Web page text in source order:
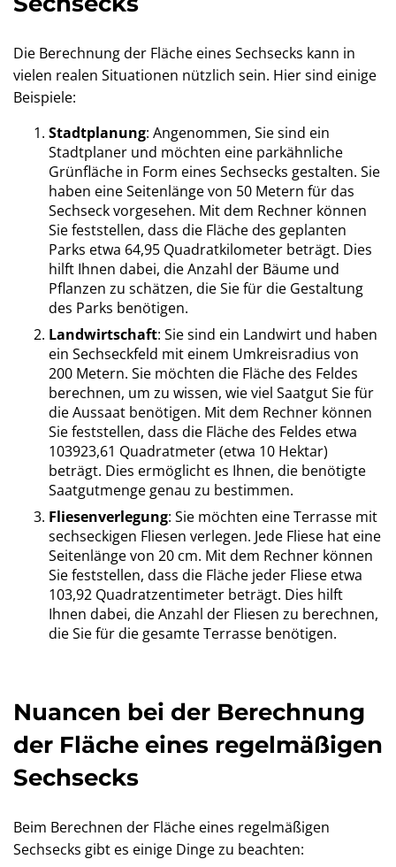
Die Berechnung der Fläche eines Sechsecks kann in
vielen realen Situationen nützlich sein. Hier sind einige
Beispiele:
Stadtplanung: Angenommen, Sie sind ein
Stadtplaner und möchten eine parkähnliche
Grünfläche in Form eines Sechsecks gestalten. Sie
haben eine Seitenlänge von 50 Metern für das
Sechseck vorgesehen. Mit dem Rechner können
Sie feststellen, dass die Fläche des geplanten
Parks etwa 64,95 Quadratkilometer beträgt. Dies
hilft Ihnen dabei, die Anzahl der Bäume und
Pflanzen zu schätzen, die Sie für die Gestaltung
des Parks benötigen.
Landwirtschaft: Sie sind ein Landwirt und haben
ein Sechseckfeld mit einem Umkreisradius von
200 Metern. Sie möchten die Fläche des Feldes
berechnen, um zu wissen, wie viel Saatgut Sie für
die Aussaat benötigen. Mit dem Rechner können
Sie feststellen, dass die Fläche des Feldes etwa
103923,61 Quadratmeter (etwa 10 Hektar)
beträgt. Dies ermöglicht es Ihnen, die benötigte
Saatgutmenge genau zu bestimmen.
Fliesenverlegung: Sie möchten eine Terrasse mit
sechseckigen Fliesen verlegen. Jede Fliese hat eine
Seitenlänge von 20 cm. Mit dem Rechner können
Sie feststellen, dass die Fläche jeder Fliese etwa
103,92 Quadratzentimeter beträgt. Dies hilft
Ihnen dabei, die Anzahl der Fliesen zu berechnen,
die Sie für die gesamte Terrasse benötigen.
Nuancen bei der Berechnung
der Fläche eines regelmäßigen
Sechsecks
Beim Berechnen der Fläche eines regelmäßigen
Sechsecks gibt es einige Dinge zu beachten: